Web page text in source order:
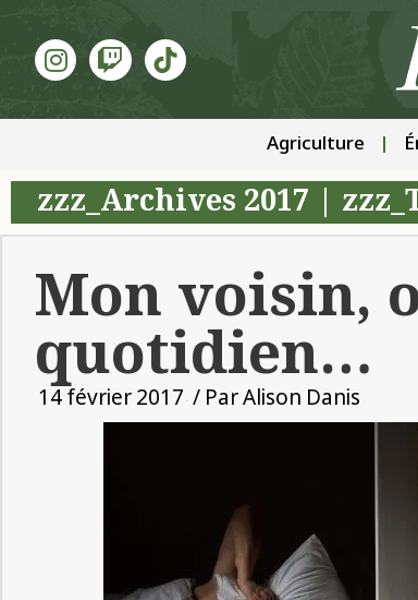
Agriculture
zzz_Archives 2017
Mon voisin,
quotidien…
14 février 2017 / ParAlison Danis